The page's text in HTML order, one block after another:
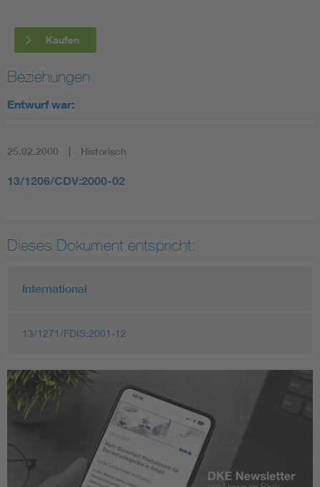
Kaufen
Beziehungen
Entwurf war:
25.02.2000 Historisch
13/1206/CDV:2000-02
Dieses Dokument entspricht:
International
13/1271/FDIS:2001-12